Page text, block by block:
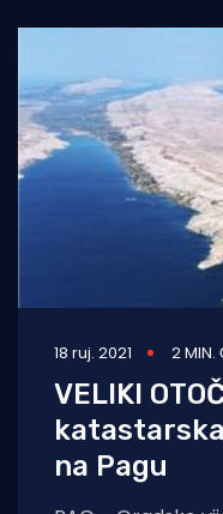
18 ruj. 2021 2 MIN.
VELIKI
na Pagu